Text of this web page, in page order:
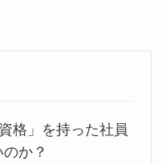
格」を持った社員
か？